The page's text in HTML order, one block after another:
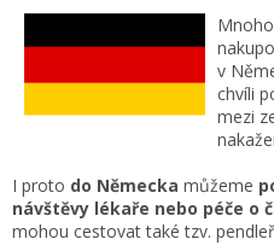
v
chvíli
mezi
I proto do Německa můžeme
návštěvy lékaře nebo péče o
mohou cestovat také tzv.